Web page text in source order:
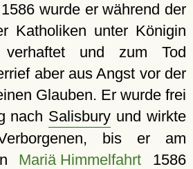
wurde er während der
Katholiken unter Königin
und zum Tod
aber aus Angst vor der
Glauben. Er wurde frei
nach Salisbury und wirkte
bis er am
Mariä Himmelfahrt 1586